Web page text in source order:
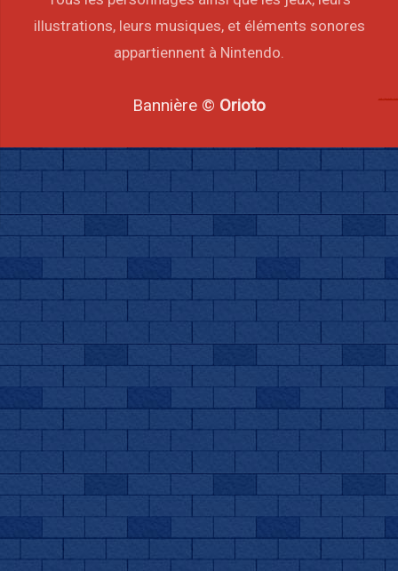
illustrations, leurs musiques, et éléments sonores
appartiennent à Nintendo.
Bannière © Orioto